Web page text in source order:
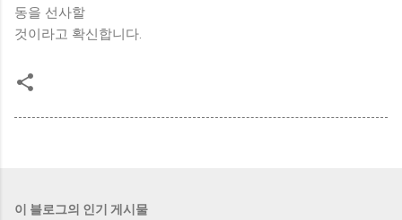
동을 선사할
것이라고 확신합니다.
이 블로그의 인기 게시물